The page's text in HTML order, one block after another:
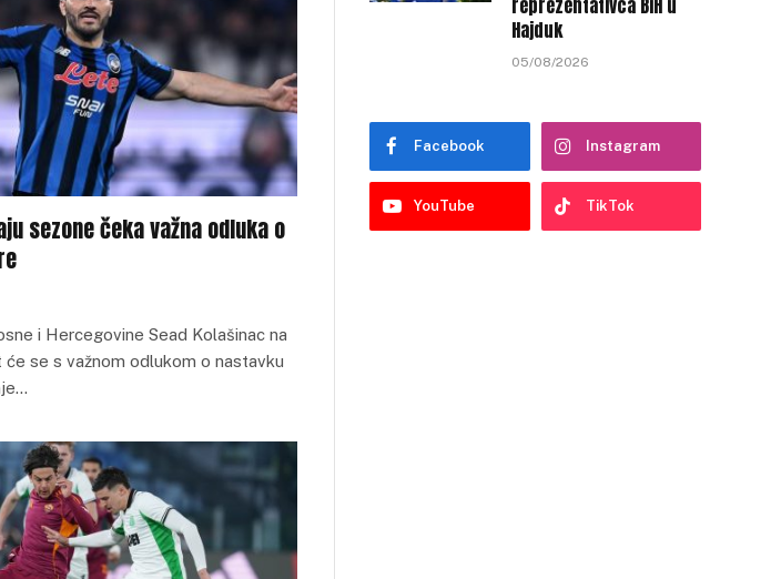
sezone čeka važna odluka o
i Hercegovine Sead Kolašinac na
se s važnom odlukom o nastavku
reprezentativca BiH u
Hajduk
05/08/2026
Facebook Instagram
YouTube TikTok